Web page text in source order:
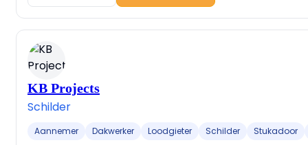
KB Projects
Schilder
Aannemer Dakwerker Loodgieter Schilder Stukadoor